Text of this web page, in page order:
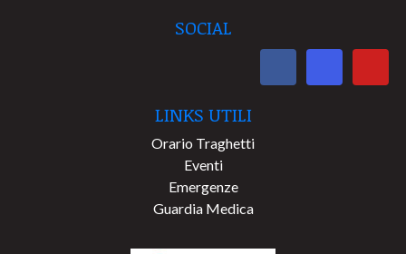
SOCIAL
LINKS UTILI
Orario Traghetti
Eventi
Emergenze
Guardia Medica